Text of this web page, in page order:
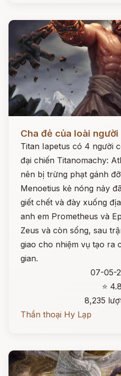
Cha đẻ của loài
Titan Iapetus có 4 người
đại chiến Titanomachy:
nên bị trừng phạt gánh
Menoetius kẻ nóng nảy
giết chết và đày xuống
anh em Prometheus và
Zeus và còn sống, sau
giao cho nhiệm vụ tạo ra
gian.
07-05-
⭐ 4.8
8,235
Thần thoại Hy Lạp